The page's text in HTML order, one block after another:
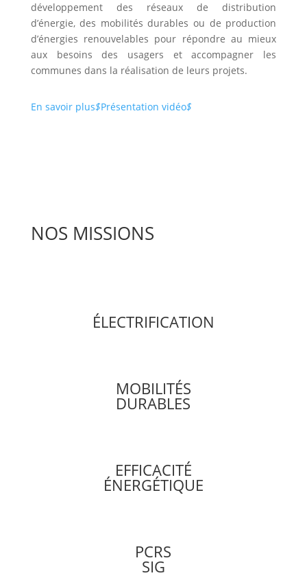
développement des réseaux de distribution
d’énergie, des mobilités durables ou de production
d’énergies renouvelables pour répondre au mieux
aux besoins des usagers et accompagner les
communes dans la réalisation de leurs projets.
En savoir plus$Présentation vidéo$
NOS MISSIONS
ÉLECTRIFICATION
MOBILITÉS
DURABLES
EFFICACITÉ
ÉNERGÉTIQUE
PCRS
SIG